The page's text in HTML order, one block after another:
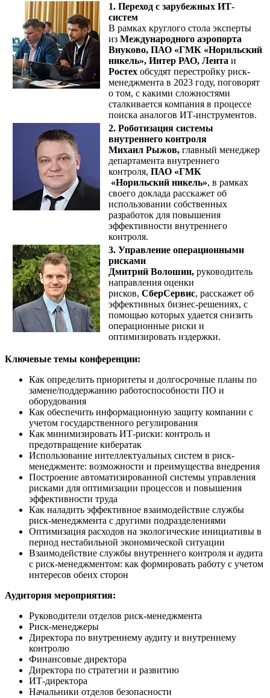
1. Переход с зарубежных ИТ-
систем
В рамках круглого стола эксперты
из Международного аэропорта
Внуково, ПАО «ГМК «Норильский
никель», Интер РАО, Лента и
Ростех обсудят перестройку риск-
менеджмента в 2023 году, поговорят
о том, с какими сложностями
сталкивается компания в процессе
поиска аналогов ИТ-инструментов.
2. Роботизация системы
внутреннего контроля
Михаил Рыжов, главный менеджер
департамента внутреннего
контроля, ПАО «ГМК
«Норильский никель», в рамках
своего доклада расскажет об
использовании собственных
разработок для повышения
эффективности внутреннего
контроля.
3. Управление операционными
рисками
Дмитрий Волошин, руководитель
направления оценки
рисков, СберСервис, расскажет об
эффективных бизнес-решениях, с
помощью которых удается снизить
операционные риски и
оптимизировать издержки.
Ключевые темы конференции:
Как определить приоритеты и долгосрочные планы по
замене/поддержанию работоспособности ПО и
оборудования
Как обеспечить информационную защиту компании с
учетом государственного регулирования
Как минимизировать ИТ-риски: контроль и
предотвращение кибератак
Использование интеллектуальных систем в риск-
менеджменте: возможности и преимущества внедрения
Построение автоматизированной системы управления
рисками для оптимизации процессов и повышения
эффективности труда
Как наладить эффективное взаимодействие службы
риск-менеджмента с другими подразделениями
Оптимизация расходов на экологические инициативы в
период нестабильной экономической ситуации
Взаимодействие службы внутреннего контроля и аудита
с риск-менеджментом: как формировать работу с учетом
интересов обеих сторон
Аудитория мероприятия:
Руководители отделов риск-менеджмента
Риск-менеджеры
Директора по внутреннему аудиту и внутреннему
контролю
Финансовые директора
Директора по стратегии и развитию
ИТ-директора
Начальники отделов безопасности